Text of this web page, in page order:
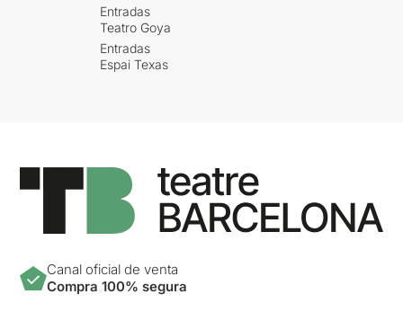
Entradas
Teatro Goya
Entradas
Espai Texas
Canal oficial de venta
Compra 100% segura